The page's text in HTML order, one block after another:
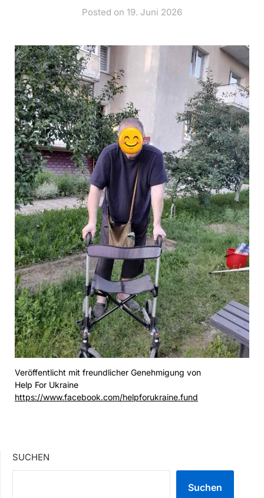
Posted on 19. Juni 2026
Veröffentlicht mit freundlicher Genehmigung von
Help For Ukraine
https://www.facebook.com/helpforukraine.fund
SUCHEN
Suchen